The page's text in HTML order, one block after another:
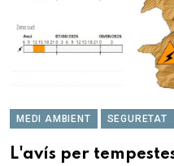
MEDI AMBIENT SEGURETAT
L'avís per